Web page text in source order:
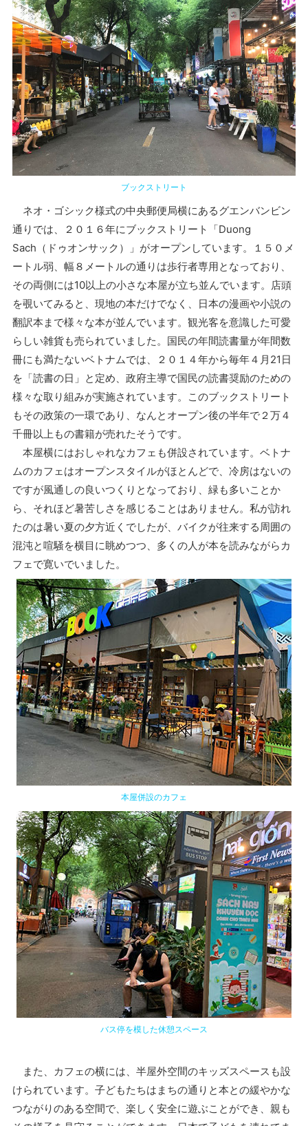
ブックストリート
ネオ・ゴシック様式の中央郵便局横にあるグエンバンビン
通りでは、２０１６年にブックストリート「Duong
Sach（ドゥオンサック）」がオープンしています。１５０メ
ートル弱、幅８メートルの通りは歩行者専用となっており、
その両側には10以上の小さな本屋が立ち並んでいます。店頭
を覗いてみると、現地の本だけでなく、日本の漫画や小説の
翻訳本まで様々な本が並んでいます。観光客を意識した可愛
らしい雑貨も売られていました。国民の年間読書量が年間数
冊にも満たないベトナムでは、２０１４年から毎年４月21日
を「読書の日」と定め、政府主導で国民の読書奨励のための
様々な取り組みが実施されています。このブックストリート
もその政策の一環であり、なんとオープン後の半年で２万４
千冊以上もの書籍が売れたそうです。
本屋横にはおしゃれなカフェも併設されています。ベトナ
ムのカフェはオープンスタイルがほとんどで、冷房はないの
ですが風通しの良いつくりとなっており、緑も多いことか
ら、それほど暑苦しさを感じることはありません。私が訪れ
たのは暑い夏の夕方近くでしたが、バイクが往来する周囲の
混沌と喧騒を横目に眺めつつ、多くの人が本を読みながらカ
フェで寛いでいました。
本屋併設のカフェ
バス停を模した休憩スペース
また、カフェの横には、半屋外空間のキッズスペースも設
けられています。子どもたちはまちの通りと本との緩やかな
つながりのある空間で、楽しく安全に遊ぶことができ、親も